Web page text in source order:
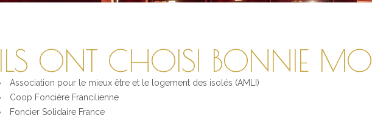
ILS ONT CHOISI BONNIE
Association pour le mieux être et le logement des isolés (AMLI)
Coop Foncière Francilienne
Foncier Solidaire France